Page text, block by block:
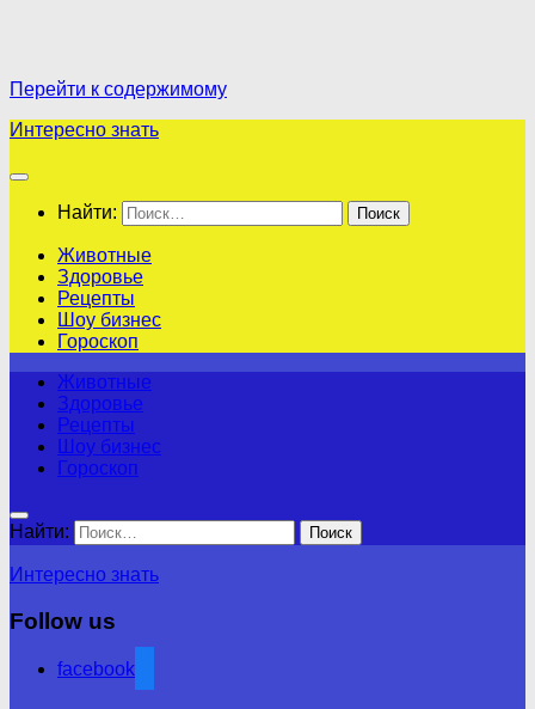
Перейти к содержимому
Интересно знать
Найти:
Животные
Здоровье
Рецепты
Шоу бизнес
Гороскоп
Животные
Здоровье
Рецепты
Шоу бизнес
Гороскоп
Найти:
Интересно знать
Follow us
facebook